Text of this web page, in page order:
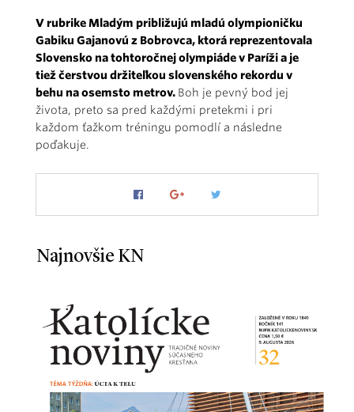
V rubrike Mladým približujú mladú olympioničku
Gabiku Gajanovú z Bobrovca, ktorá reprezentovala
Slovensko na tohtoročnej olympiáde v Paríži a je
tiež čerstvou držiteľkou slovenského rekordu v
behu na osemsto metrov. Boh je pevný bod jej
života, preto sa pred každými pretekmi i pri
každom ťažkom tréningu pomodlí a následne
poďakuje.
Najnovšie KN